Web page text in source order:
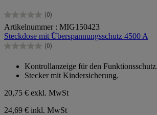
(0)
0.0
von
5
Sternen.
Artikelnummer : MIG150423
Steckdose mit Überspannungsschutz 4500 A
(0)
0.0
Sternen.
Kontrollanzeige für den Funktionsschutz.
Stecker mit Kindersicherung.
20,75 € exkl. MwSt
24,69 € inkl. MwSt